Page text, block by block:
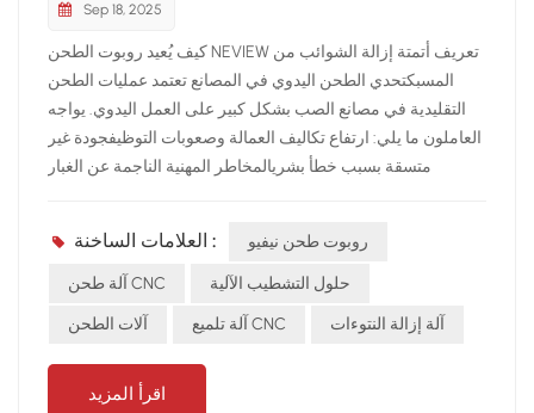
Sep 18, 2025
كيف يُعيد روبوت الطحن NEVIEW تعريف أتمتة إزالة الشوائب من
المسبكتحدي الطحن اليدوي في المصانع تعتمد عمليات الطحن
التقليدية في مصانع الصب بشكل كبير على العمل اليدوي. يواجه
العاملون ما يلي: ارتفاع تكاليف العمالة وصعوبات التوظيفجودة غير
متسقة بسبب خطأ بشريالمخاطر المهنية الناجمة عن الغبار
المحاور لتحقيق: طحن دقيق على الصب المعقدةأتمتة إزالة
النتوءات للحصول على سطح متناسقتشغيل مستمر على مدار
الساعة طوال أيام الأسبوع بدون تعب المزايا الرئيسية المرونة -
تتكيف مع أشكال وأحجام الصب المختلفةكفاءة - يحسن الإنتاجية
بمقدار 2-3 مراتمصداقية - يضمن جودة مستقرة ويقلل من معدل
الخردة مع روبوت طحن نيفيو، تكتسب المصانع ميزة تنافسية في
العلامات الساخنة : روبوت طحن نيفيو
آلة طحن CNC حلول التشطيب الآلية
آلات الطحن آلة تلميع CNC آلة إزالة النتوءات
اقرأ المزيد